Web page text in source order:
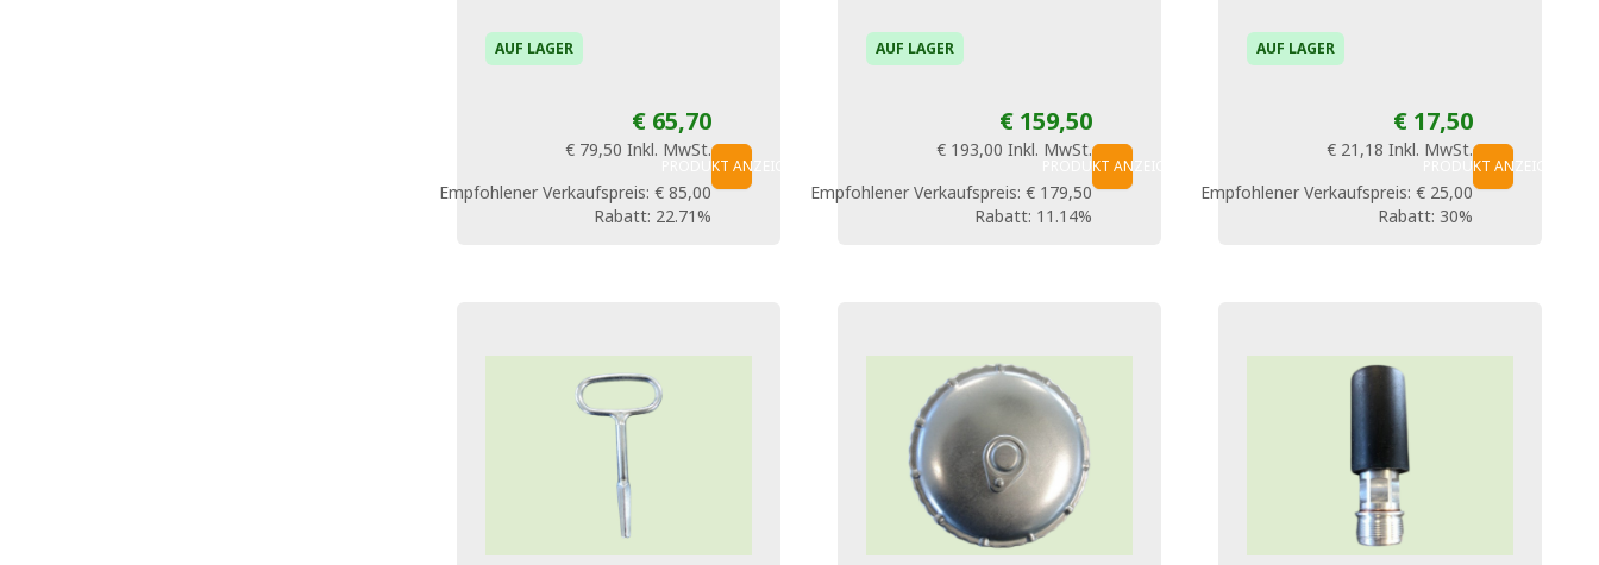
AUF LAGER
€ 65,70
€ 79,50 Inkl. MwSt.
Empfohlener Verkaufspreis: € 85,00
Rabatt: 22.71%
PRODUKT ANZEIGEN
AUF LAGER
€ 159,50
€ 193,00 Inkl. MwSt.
Empfohlener Verkaufspreis: € 179,50
Rabatt: 11.14%
PRODUKT ANZEIGEN
AUF LAGER
€ 17,50
€ 21,18 Inkl. MwSt.
Empfohlener Verkaufspreis: € 25,00
Rabatt: 30%
PRODUKT ANZEIGEN